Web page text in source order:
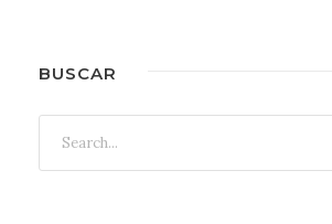
BUSCAR